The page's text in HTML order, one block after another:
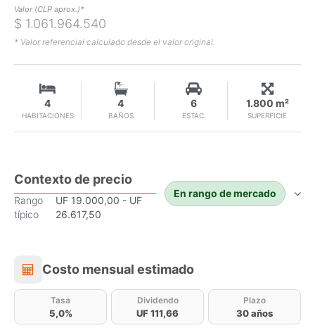
Valor (CLP aprox.)*
$ 1.061.964.540
* Valor referencial calculado desde el valor original.
HABITACIONES
4
BAÑOS
4
ESTAC.
6
SUPERFICIE
1.800 m²
Contexto de precio
Rango
típico
UF 19.000,00 - UF
26.617,50
En rango de mercado
Costo mensual estimado
Costo mensual estimado
Tasa
5,0%
Dividendo
UF 111,66
Plazo
30 años